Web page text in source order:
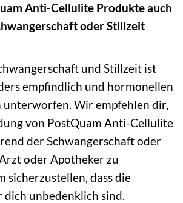
Anti-Cellulite Produkte auch
oder Stillzeit
und Stillzeit ist
empfindlich und hormonellen
unterworfen. Wir empfehlen dir,
von PostQuam Anti-Cellulite
der Schwangerschaft oder
oder Apotheker zu
sicherzustellen, dass die
unbedenklich sind.